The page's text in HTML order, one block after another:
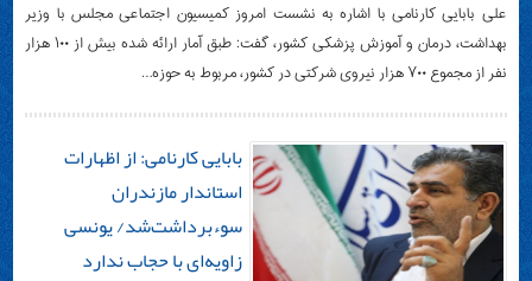
علی بابایی کارنامی با اشاره به نشست امروز کمیسیون اجتماعی مجلس با وزیر
بهداشت، درمان و آموزش پزشکی کشور، گفت: طبق آمار ارائه شده بیش از ۱۰۰ هزار
نفر از مجموع ۷۰۰ هزار نیروی شرکتی در کشور، مربوط به حوزه…
بابایی کارنامی: از اظهارات
استاندار مازندران
سوءبرداشت‌‌شد/ یونسی
زاویه‌ای با حجاب ندارد